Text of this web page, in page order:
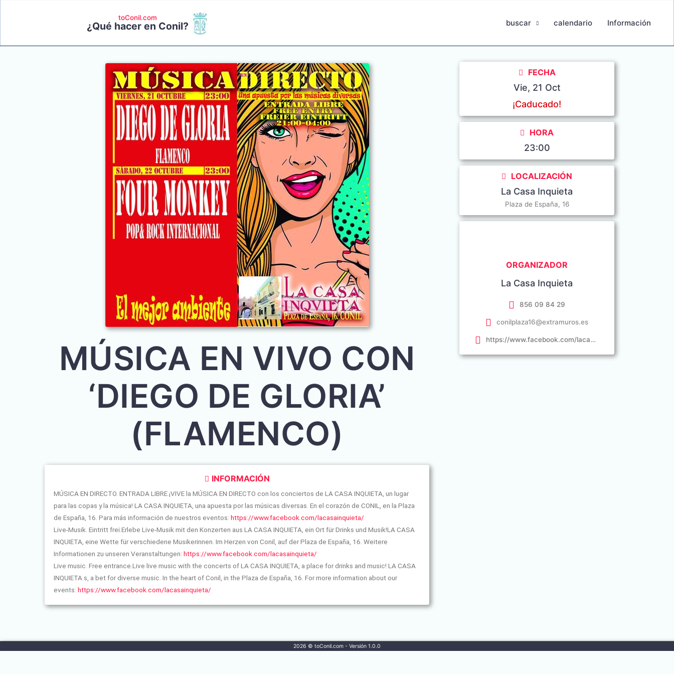
toConil.com
¿Qué hacer en Conil? buscar calendario Información
MÚSICA EN VIVO CON
‘DIEGO DE GLORIA’
(FLAMENCO)
INFORMACIÓN
MÚSICA EN DIRECTO. ENTRADA LIBRE.¡VIVE la MÚSICA EN DIRECTO con los conciertos de LA CASA INQUIETA, un lugar
para las copas y la música! LA CASA INQUIETA, una apuesta por las músicas diversas. En el corazón de CONIL, en la Plaza
de España, 16. Para más información de nuestros eventos: https://www.facebook.com/lacasainquieta/
Live-Musik. Eintritt frei.Erlebe Live-Musik mit den Konzerten aus LA CASA INQUIETA, ein Ort für Drinks und Musik!LA CASA
INQUIETA, eine Wette für verschiedene Musikerinnen. Im Herzen von Conil, auf der Plaza de España, 16. Weitere
Informationen zu unseren Veranstaltungen: https://www.facebook.com/lacasainquieta/
Live music. Free entrance.Live live music with the concerts of LA CASA INQUIETA, a place for drinks and music! LA CASA
INQUIETA s, a bet for diverse music. In the heart of Conil, in the Plaza de España, 16. For more information about our
events: https://www.facebook.com/lacasainquieta/
FECHA
Vie, 21 Oct
¡Caducado!
HORA
23:00
LOCALIZACIÓN
La Casa Inquieta
Plaza de España, 16
ORGANIZADOR
La Casa Inquieta
856 09 84 29
conilplaza16@extramuros.es
https://www.facebook.com/lacasainquieta/
2026 © toConil.com - Versión 1.0.0